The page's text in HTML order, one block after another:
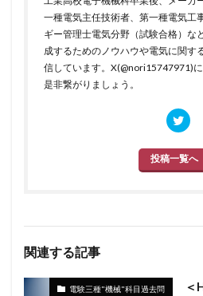
一種電気主任技術者、第一種電気工
ギー管理士電気分野（試験合格）な
成するためのノウハウや電気に関す
信しています。X(@nori15747971)
是非繋がりましょう。
投稿一覧へ
関連する記事
電験三種"機械"科目過去問
＜